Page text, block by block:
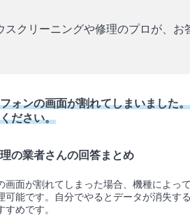
クリーニングや修理のプロが、
ォンの画面が割れてしまいました
ださい。
の業者さんの回答まとめ
画面が割れてしまった場合、機種によっ
可能です。自分でやるとデータが消失す
めです。